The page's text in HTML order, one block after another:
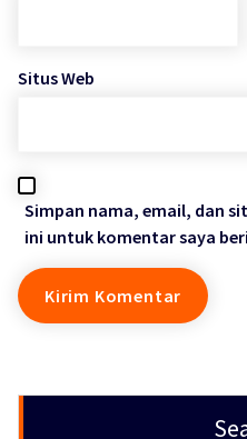
Situs Web
Simpan nama, email, dan
ini untuk komentar saya